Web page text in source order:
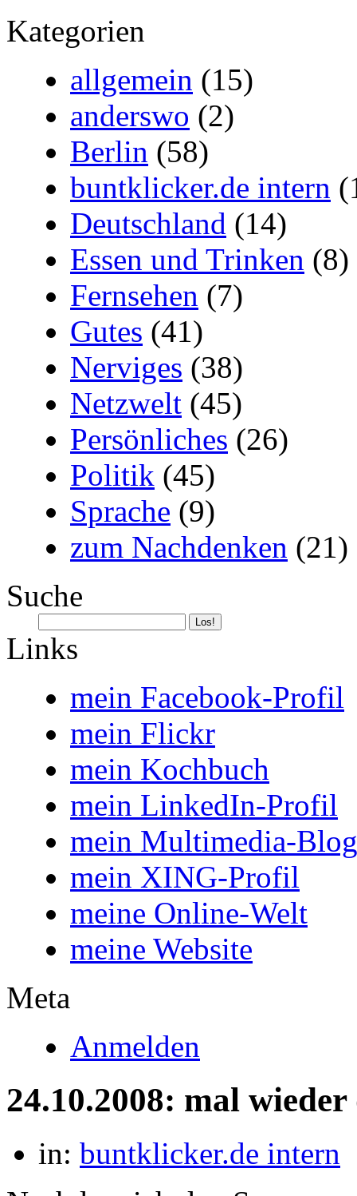
Kategorien
allgemein (15)
anderswo (2)
Berlin (58)
buntklicker.de intern
Deutschland (14)
Essen und Trinken (8)
Fernsehen (7)
Gutes (41)
Nerviges (38)
Netzwelt (45)
Persönliches (26)
Politik (45)
Sprache (9)
zum Nachdenken (21)
Suche
Links
mein Facebook-Profil
mein Flickr
mein Kochbuch
mein LinkedIn-Profil
mein Multimedia-Blog
mein XING-Profil
meine Online-Welt
meine Website
Meta
Anmelden
24.10.2008: mal wieder
in: buntklicker.de intern